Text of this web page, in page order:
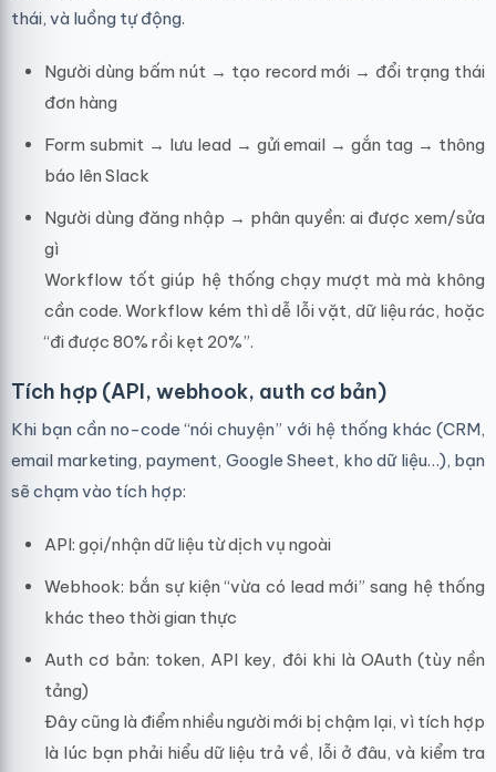
thái, và luồng tự động.
Người dùng bấm nút → tạo record mới → đổi trạng thái
đơn hàng
Form submit → lưu lead → gửi email → gắn tag → thông
báo lên Slack
Người dùng đăng nhập → phân quyền: ai được xem/sửa
gì
Workflow tốt giúp hệ thống chạy mượt mà mà không
cần code. Workflow kém thì dễ lỗi vặt, dữ liệu rác, hoặc
“đi được 80% rồi kẹt 20%”.
Tích hợp (API, webhook, auth cơ bản)
Khi bạn cần no-code “nói chuyện” với hệ thống khác (CRM,
email marketing, payment, Google Sheet, kho dữ liệu…), bạn
sẽ chạm vào tích hợp:
API: gọi/nhận dữ liệu từ dịch vụ ngoài
Webhook: bắn sự kiện “vừa có lead mới” sang hệ thống
khác theo thời gian thực
Auth cơ bản: token, API key, đôi khi là OAuth (tùy nền
tảng)
Đây cũng là điểm nhiều người mới bị chậm lại, vì tích hợp
là lúc bạn phải hiểu dữ liệu trả về, lỗi ở đâu, và kiểm tra